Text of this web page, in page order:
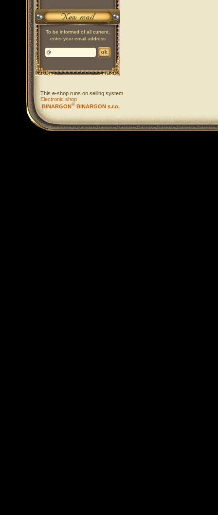
To be informed of all current,
enter your email address
This e-shop runs on selling system
Electronic shop
BINARGON® BINARGON s.r.o.